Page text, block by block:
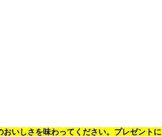
いしさを味わってください。プレゼントに